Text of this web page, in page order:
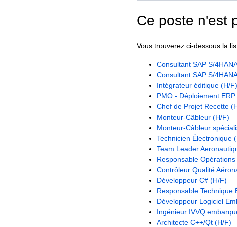
Ce poste n'est
Vous trouverez ci-dessous la
Consultant SAP S/
Consultant SAP S/
Intégrateur éditique (H/F)
PMO - Déploiement
Chef de Projet Recette
Monteur-Câbleur (H/F)
Monteur-Câbleur
Technicien Électronique
Team Leader
Responsable Opérations
Contrôleur Qualité
Développeur C# (H/F)
Responsable Technique
Développeur Logiciel
Ingénieur IVVQ
Architecte C++/Qt (H/F)